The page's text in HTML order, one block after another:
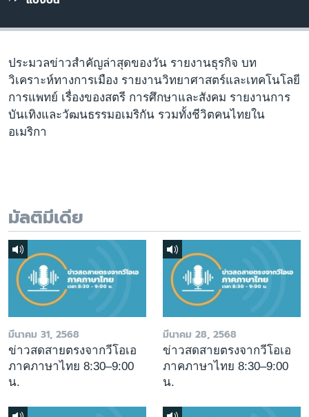
ประมวลข่าวสำคัญล่าสุดของวัน รายงานธุรกิจ บท
วิเคราะห์ทางการเมือง รายงานวิทยาศาสตร์และเทคโนโลยี
การแพทย์ เรื่องของสตรี การศึกษาและสังคม รายงานการ
บันเทิงและวัฒนธรรมอเมริกัน รวมทั้งชีวิตคนไทยใน
อเมริกา
มัลติมีเดีย
มีนาคม 31, 2568
ข่าวสดสายตรงจากวีโอเอ
ภาคภาษาไทย 8:30–9:00
น.
มีนาคม 28, 2568
ข่าวสดสายตรงจากวีโอเอ
ภาคภาษาไทย 8:30–9:00
น.